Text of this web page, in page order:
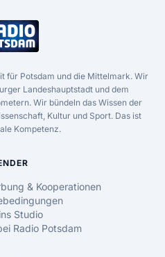
für Potsdam und die Mittelmark. Wir
Landeshauptstadt und dem
Wir bündeln das Wissen der
Kultur und Sport. Das ist
Kompetenz.
& Kooperationen
Studio
Radio Potsdam